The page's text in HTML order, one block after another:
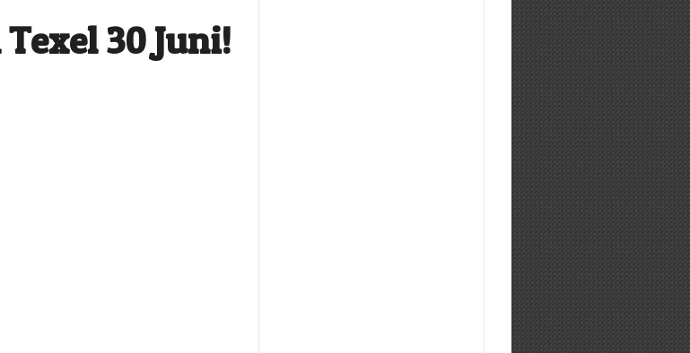
30 Juni!